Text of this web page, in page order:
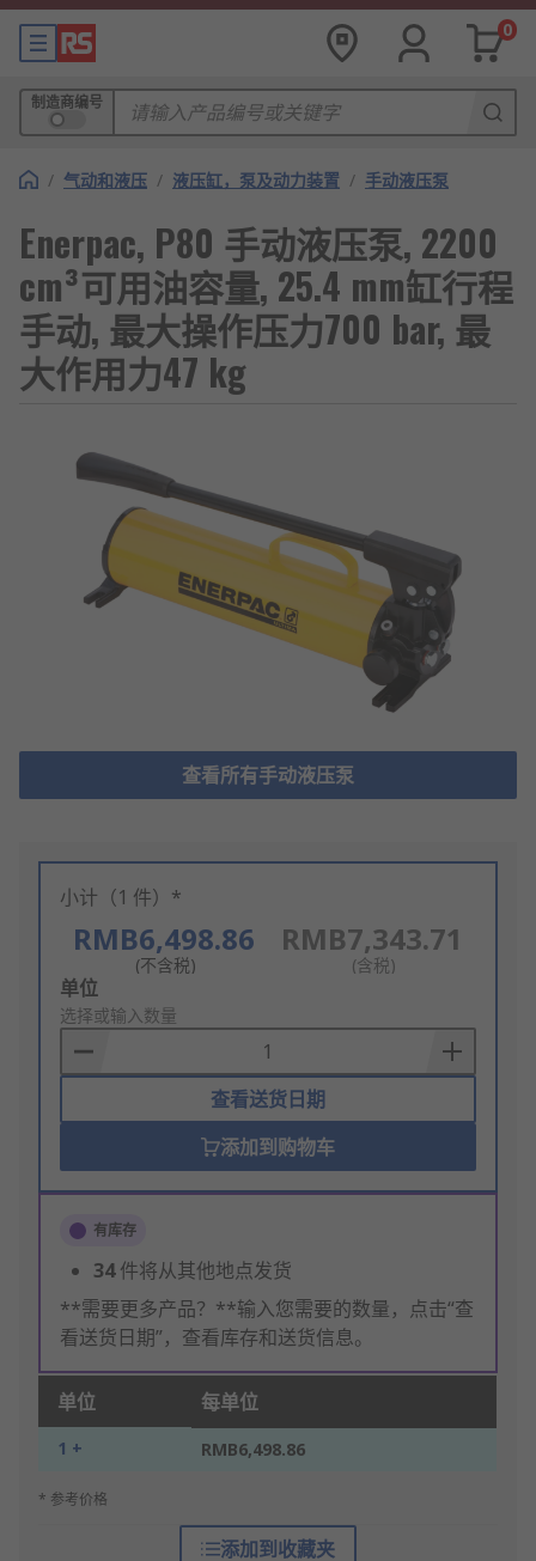
0
制造商编号
/ 气动和液压 / 液压缸，泵及动力装置 / 手动液压泵
Enerpac, P80 手动液压泵, 2200
cm³可用油容量, 25.4 mm缸行程
手动, 最大操作压力700 bar, 最
大作用力47 kg
查看所有手动液压泵
小计（1 件）*
RMB6,498.86
(不含税)
RMB7,343.71
(含税)
Add
to
Basket
单位
选择或输入数量
查看送货日期
添加到购物车
有库存
34件将从其他地点发货
**需要更多产品？**输入您需要的数量，点击“查
看送货日期”，查看库存和送货信息。
单位 每单位
1 + RMB6,498.86
* 参考价格
添加到收藏夹